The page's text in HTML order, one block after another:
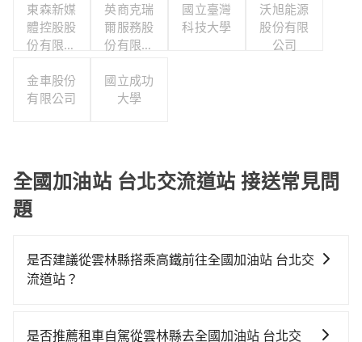
東森新媒
體控股股
份有限公
英商克瑞
爾服務股
份有限公
公司
國立臺灣
科技大學
沃旭能源
股份有限
公司
金車股份
有限公司
國立成功
大學
全國加油站 台北交流道站 接送常見問
題
是否建議從雲林縣搭乘高鐵前往全國加油站 台北交
流道站？
鐵乘坐舒適、較貴、費時，且難叫計程車前往高鐵站！
是否推薦租車自駕從雲林縣去全國加油站 台北交